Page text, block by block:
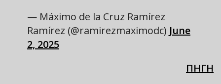
— Máximo de la Cruz Ramírez
Ramírez (@ramirezmaximodc) June
2, 2025
ΠΗΓΗ